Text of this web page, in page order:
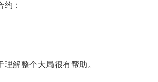
：
解整个大局很有帮助。